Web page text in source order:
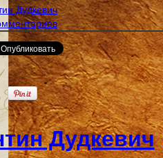
Дудкевич
Дудкевич